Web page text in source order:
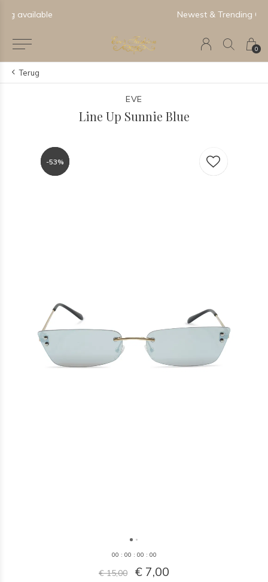
0
Newest & Trending Collections
Terug
EVE
Line Up Sunnie Blue
-53%
-53%
-53%
00 : 00 : 00 : 00
€ 15,00 € 7,00